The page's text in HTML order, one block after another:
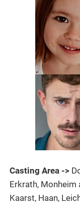
Casting Area ->
Erkrath, Monheim
Kaarst, Haan,